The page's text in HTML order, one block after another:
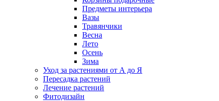
Предметы интерьера
Вазы
Травянчики
Весна
Лето
Осень
Зима
Уход за растениями от А до Я
Пересадка растений
Лечение растений
Фитодизайн